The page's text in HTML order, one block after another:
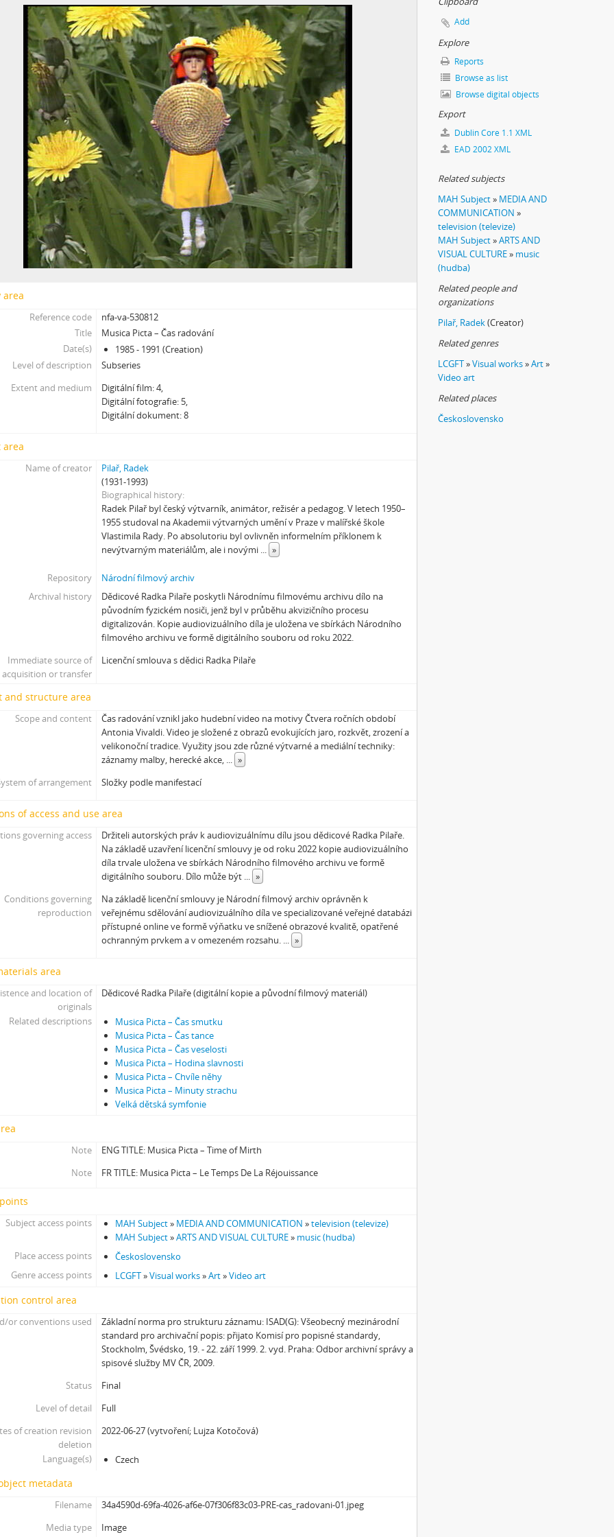
[Subseries] Bílá skála
[Subseries] Hortvs Winariencis Mayrav
[Subseries] Lampyris
[Subseries] Marienbad
[Subseries] Somnia Molitori / Miller’s visions
[Subseries] Na vrcholu / Zebín
[Subseries] Tvář
[Subseries] Kontrasty života
[Subseries] Kosmické turbulence
[Subseries] Cosmos – Křižíkova fontána
area
Reference code
nfa-va-530812
Title
Musica Picta – Čas radování
Date(s)
1985 - 1991 (Creation)
Level of description
Subseries
Extent and medium
Digitální film: 4,
Digitální fotografie: 5,
Digitální dokument: 8
area
Name of creator
Pilař, Radek
(1931-1993)
Biographical history
Radek Pilař byl český výtvarník, animátor, režisér a pedagog. V letech 1950–
1955 studoval na Akademii výtvarných umění v Praze v malířské škole
Vlastimila Rady. Po absolutoriu byl ovlivněn informelním příklonem k
nevýtvarným materiálům, ale i novými ... »
Repository
Národní filmový archiv
Archival history
Dědicové Radka Pilaře poskytli Národnímu filmovému archivu dílo na
původním fyzickém nosiči, jenž byl v průběhu akvizičního procesu
digitalizován. Kopie audiovizuálního díla je uložena ve sbírkách Národního
filmového archivu ve formě digitálního souboru od roku 2022.
Immediate source of
acquisition or transfer
Licenční smlouva s dědici Radka Pilaře
and structure area
Scope and content
Čas radování vznikl jako hudební video na motivy Čtvera ročních období
Antonia Vivaldi. Video je složené z obrazů evokujících jaro, rozkvět, zrození a
velikonoční tradice. Využity jsou zde různé výtvarné a mediální techniky:
záznamy malby, herecké akce, ... »
of arrangement
Složky podle manifestací
of access and use area
governing access
Držiteli autorských práv k audiovizuálnímu dílu jsou dědicové Radka Pilaře.
Na základě uzavření licenční smlouvy je od roku 2022 kopie audiovizuálního
díla trvale uložena ve sbírkách Národního filmového archivu ve formě
digitálního souboru. Dílo může být ... »
Conditions governing
reproduction
Na základě licenční smlouvy je Národní filmový archiv oprávněn k
veřejnému sdělování audiovizuálního díla ve specializované veřejné databázi
přístupné online ve formě výňatku ve snížené obrazové kvalitě, opatřené
ochranným prvkem a v omezeném rozsahu. ... »
area
and location of
originals
Dědicové Radka Pilaře (digitální kopie a původní filmový materiál)
Related descriptions
Musica Picta – Čas smutku
Musica Picta – Čas tance
Musica Picta – Čas veselosti
Musica Picta – Hodina slavnosti
Musica Picta – Chvíle něhy
Musica Picta – Minuty strachu
Velká dětská symfonie
Note
ENG TITLE: Musica Picta – Time of Mirth
Note
FR TITLE: Musica Picta – Le Temps De La Réjouissance
Subject access points MAH Subject» MEDIA AND COMMUNICATION »television (televize)
MAH Subject»ARTS AND VISUAL CULTURE» music (hudba)
Place access points
Československo
Genre access points
LCGFT»Visual works»Art»Video art
control area
or conventions used
Základní norma pro strukturu záznamu: ISAD(G): Všeobecný mezinárodní
standard pro archivační popis: přijato Komisí pro popisné standardy,
Stockholm, Švédsko, 19. - 22. září 1999. 2. vyd. Praha: Odbor archivní správy a
spisové služby MV ČR, 2009.
Status
Final
Level of detail
Full
of creation revision
deletion
2022-06-27 (vytvoření; Lujza Kotočová)
Language(s) Czech
metadata
Filename
34a4590d-69fa-4026-af6e-07f306f83c03-PRE-cas_radovani-01.jpeg
Media type
Image
Add
Explore
Reports
Browse as list
Browse digital objects
Export
Dublin Core 1.1 XML
EAD 2002 XML
Related subjects
MAH Subject» MEDIA AND
COMMUNICATION »
television (televize)
MAH Subject»ARTS AND
VISUAL CULTURE» music
(hudba)
Related people and
organizations
Pilař, Radek(Creator)
Related genres
LCGFT»Visual works»Art»
Video art
Related places
Československo